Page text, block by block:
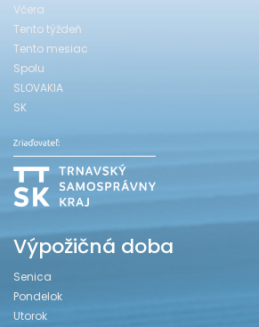
Včera
Tento týždeň
Tento mesiac
Spolu
SLOVAKIA
SK
Výpožičná doba
Senica
Pondelok
Utorok